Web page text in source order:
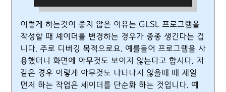
이렇게 하는것이 좋지 않은 이유는 GLSL 프로그램을
작성할 때 셰이더를 변경하는 경우가 종종 생긴다는 겁
니다. 주로 디버깅 목적으로요. 예를들어 프로그램을 사
용했더니 화면에 아무것도 보이지 않는다고 합시다. 저
같은 경우 이렇게 아무것도 나타나지 않을때 때 제일
먼저 하는 작업은 셰이더를 단순화 하는 것입니다. 예